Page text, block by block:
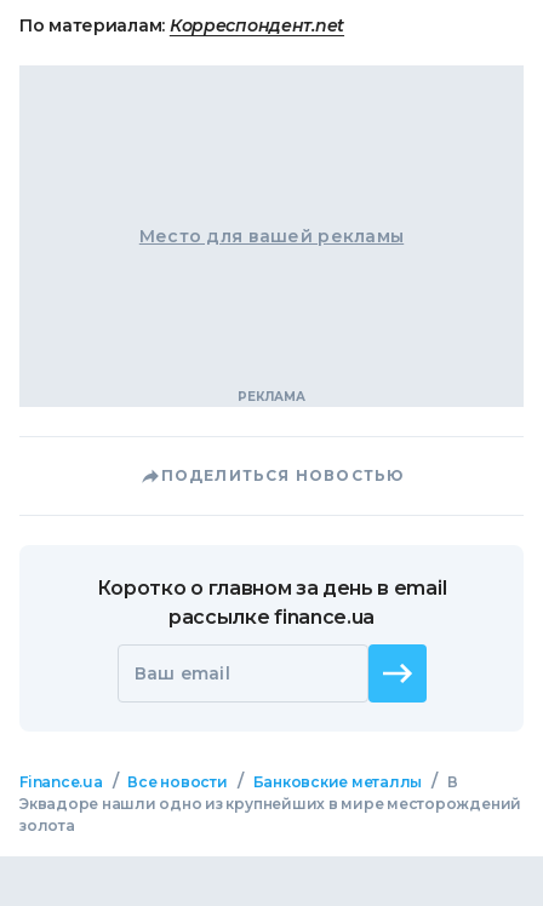
По материалам: Корреспондент.net
Место для вашей рекламы
ПОДЕЛИТЬСЯ НОВОСТЬЮ
Коротко о главном за день в email
рассылке finance.ua
Ваш email
Finance.ua / Все новости / Банковские металлы /
В
Эквадоре нашли одно из крупнейших в мире месторождений
золота